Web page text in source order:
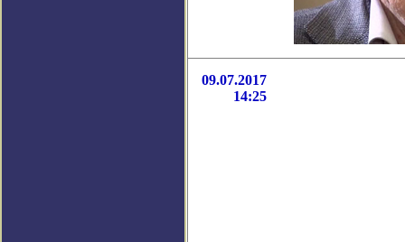
09.07.2017
14:25